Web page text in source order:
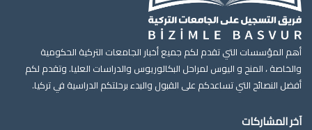
أهم المؤسسات التي تقدم لكم جميع أخبار الجامعات التركية الحكومية
والخاصة ، المنح و اليوس لمراحل البكالوريوس والدراسات العليا. وتقدم لكم
أفضل النصائح التي تساعدكم على القبول والبدء برحلتكم الدراسية في تركيا.
آخر المشاركات